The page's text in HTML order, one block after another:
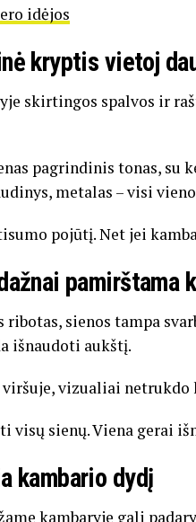
idėjos
kryptis vietoj
skirtingos spalvos ir
pagrindinis tonas, su
metalas – visi
pojūtį. Net jei
pamirštama
ribotas, sienos tampa
išnaudoti aukštį.
vizualiai netrukdo
visų sienų. Viena gerai
kambario dydį
kambaryje gali